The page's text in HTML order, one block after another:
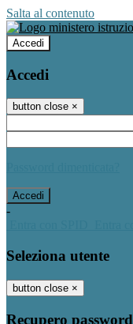
Salta al contenuto
Accedi
Accedi
button close ×
-
Seleziona utente
button close ×
Recupero password